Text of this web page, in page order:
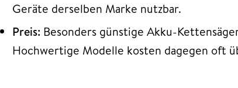
Geräte derselben Marke nutzbar.
Preis: Besonders günstige Akku-
Hochwertige Modelle kosten dagegen oft